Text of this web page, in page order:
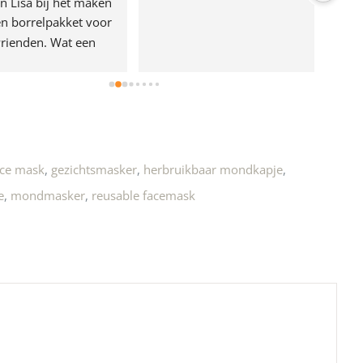
borrelpakket voor
Wat een
mask, gezichtsmasker, herbruikbaar mondkapje,
, mondmasker, reusable facemask